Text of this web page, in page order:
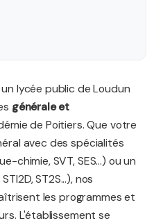
lycée public de Loudun
générale et
de Poitiers. Que votre
avec des spécialités
chimie, SVT, SES...) ou un
ST2S...), nos
les programmes et
L'établissement se